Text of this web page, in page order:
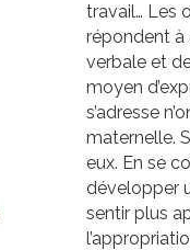
travail… Les
répondent à
verbale et
moyen
s’adresse
maternelle.
eux. En se
développer
sentir plus